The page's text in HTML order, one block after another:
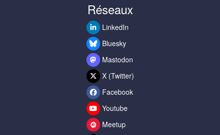
Réseaux
LinkedIn
Bluesky
Mastodon
X (Twitter)
Facebook
Youtube
Meetup